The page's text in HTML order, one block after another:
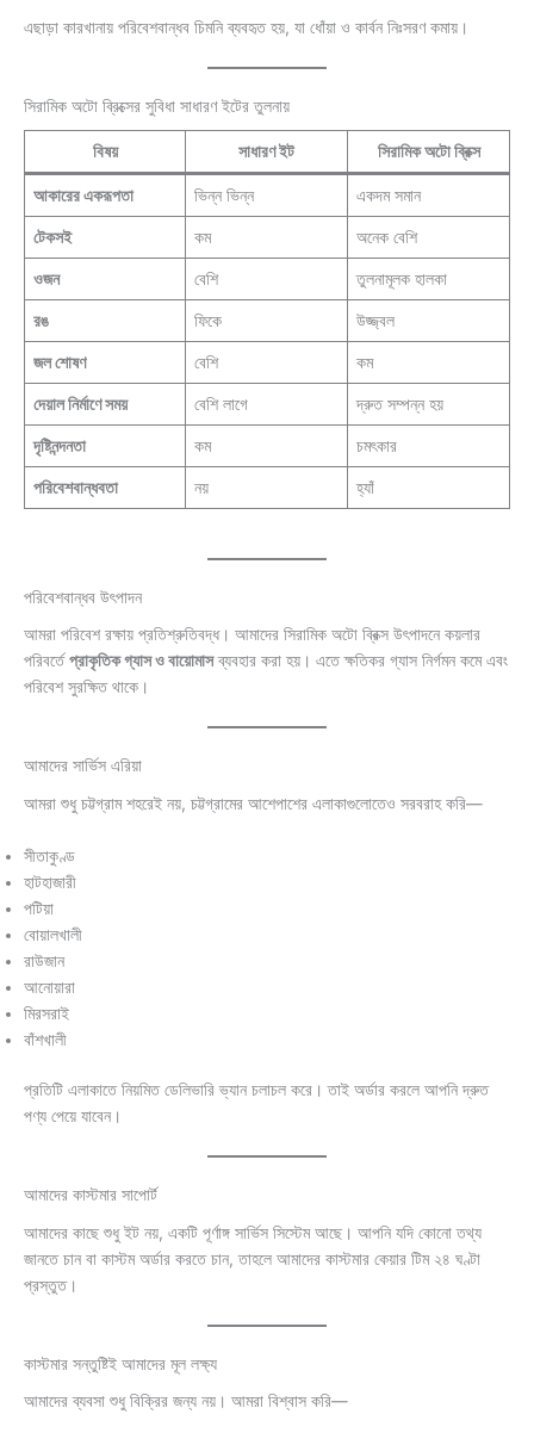
এছাড়া কারখানায় পরিবেশবান্ধব চিমনি ব্যবহৃত হয়, যা ধোঁয়া ও কার্বন নিঃসরণ কমায়।
সিরামিক অটো ব্রিক্সের সুবিধা সাধারণ ইটের তুলনায়
বিষয় সাধারণ ইট সিরামিক অটো ব্রিক্স
আকারের একরূপতা ভিন্ন ভিন্ন একদম সমান
টেকসই কম অনেক বেশি
ওজন বেশি তুলনামূলক হালকা
রঙ ফিকে উজ্জ্বল
জল শোষণ বেশি কম
দেয়াল নির্মাণে সময় বেশি লাগে দ্রুত সম্পন্ন হয়
দৃষ্টিনন্দনতা কম চমৎকার
পরিবেশবান্ধবতা নয় হ্যাঁ
পরিবেশবান্ধব উৎপাদন
আমরা পরিবেশ রক্ষায় প্রতিশ্রুতিবদ্ধ। আমাদের সিরামিক অটো ব্রিক্স উৎপাদনে কয়লার
পরিবর্তেপ্রাকৃতিক গ্যাস ও বায়োমাসব্যবহার করা হয়। এতে ক্ষতিকর গ্যাস নির্গমন কমে এবং
পরিবেশ সুরক্ষিত থাকে।
আমাদের সার্ভিস এরিয়া
আমরা শুধু চট্টগ্রাম শহরেই নয়, চট্টগ্রামের আশেপাশের এলাকাগুলোতেও সরবরাহ করি—
সীতাকুণ্ড
হাটহাজারী
পটিয়া
বোয়ালখালী
রাউজান
আনোয়ারা
মিরসরাই
বাঁশখালী
প্রতিটি এলাকাতে নিয়মিত ডেলিভারি ভ্যান চলাচল করে। তাই অর্ডার করলে আপনি দ্রুত
পণ্য পেয়ে যাবেন।
আমাদের কাস্টমার সাপোর্ট
আমাদের কাছে শুধু ইট নয়, একটি পূর্ণাঙ্গ সার্ভিস সিস্টেম আছে। আপনি যদি কোনো তথ্য
জানতে চান বা কাস্টম অর্ডার করতে চান, তাহলে আমাদের কাস্টমার কেয়ার টিম ২৪ ঘণ্টা
প্রস্তুত।
কাস্টমার সন্তুষ্টিই আমাদের মূল লক্ষ্য
আমাদের ব্যবসা শুধু বিক্রির জন্য নয়। আমরা বিশ্বাস করি—